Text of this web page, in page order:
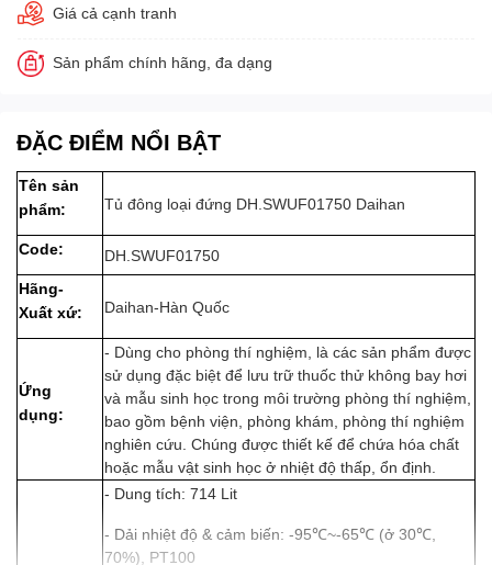
Giá cả cạnh tranh
Sản phẩm chính hãng, đa dạng
ĐẶC ĐIỂM NỔI BẬT
Tên sản
phẩm:
Tủ đông loại đứng DH.SWUF01750 Daihan
Code: DH.SWUF01750
Hãng-
Xuất xứ:
Daihan-Hàn Quốc
Ứng
dụng:
- Dùng cho phòng thí nghiệm, là các sản phẩm được
sử dụng đặc biệt để lưu trữ thuốc thử không bay hơi
và mẫu sinh học trong môi trường phòng thí nghiệm,
bao gồm bệnh viện, phòng khám, phòng thí nghiệm
nghiên cứu. Chúng được thiết kế để chứa hóa chất
hoặc mẫu vật sinh học ở nhiệt độ thấp, ổn định.
- Dung tích: 714 Lit
- Dải nhiệt độ & cảm biến: -95℃~-65℃ (ở 30℃,
70%), PT100